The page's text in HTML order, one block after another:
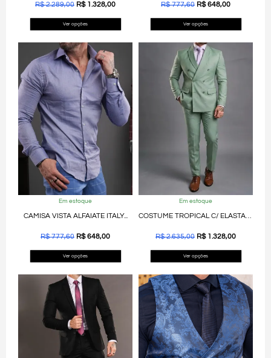
R$2.289,00 R$1.328,00
Ver opções
R$777,60 R$648,00
Ver opções
Em estoque
CAMISA VISTA ALFAIATE ITALY...
R$777,60 R$648,00
Ver opções
Em estoque
COSTUME TROPICAL C/ ELASTANO...
R$2.635,00 R$1.328,00
Ver opções